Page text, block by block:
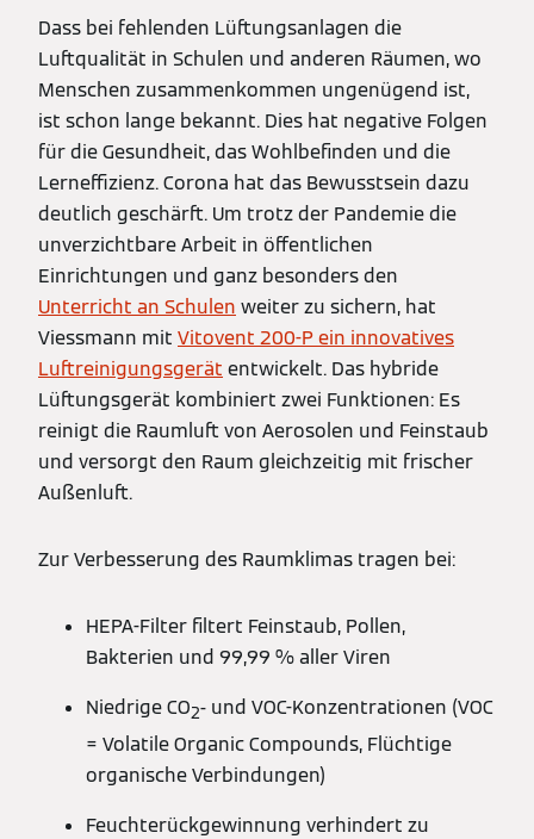
Dass bei fehlenden Lüftungsanlagen die
Luftqualität in Schulen und anderen Räumen, wo
Menschen zusammenkommen ungenügend ist,
ist schon lange bekannt. Dies hat negative Folgen
für die Gesundheit, das Wohlbefinden und die
Lerneffizienz. Corona hat das Bewusstsein dazu
deutlich geschärft. Um trotz der Pandemie die
unverzichtbare Arbeit in öffentlichen
Einrichtungen und ganz besonders den
Unterricht an Schulen weiter zu sichern, hat
Viessmann mit Vitovent 200-P ein innovatives
Luftreinigungsgerät entwickelt. Das hybride
Lüftungsgerät kombiniert zwei Funktionen: Es
reinigt die Raumluft von Aerosolen und Feinstaub
und versorgt den Raum gleichzeitig mit frischer
Außenluft.
Zur Verbesserung des Raumklimas tragen bei:
HEPA-Filter filtert Feinstaub, Pollen,
Bakterien und 99,99 % aller Viren
Niedrige CO2- und VOC-Konzentrationen (VOC
= Volatile Organic Compounds, Flüchtige
organische Verbindungen)
Feuchterückgewinnung verhindert zu